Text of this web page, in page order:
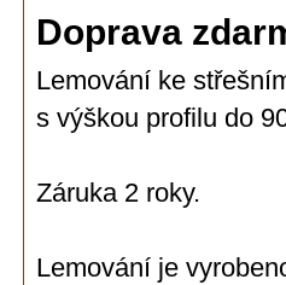
Doprava
Lemování ke
s výškou profilu do
Záruka 2 roky.
Lemování je